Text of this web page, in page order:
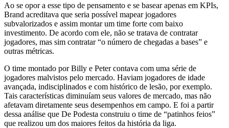
Ao se opor a esse tipo de pensamento e se basear apenas em KPIs,
Brand acreditava que seria possível mapear jogadores
subvalorizados e assim montar um time forte com baixo
investimento. De acordo com ele, não se tratava de contratar
jogadores, mas sim contratar “o número de chegadas a bases” e
outras métricas.
O time montado por Billy e Peter contava com uma série de
jogadores malvistos pelo mercado. Haviam jogadores de idade
avançada, indisciplinados e com histórico de lesão, por exemplo.
Tais características diminuíam seus valores de mercado, mas não
afetavam diretamente seus desempenhos em campo. E foi a partir
dessa análise que De Podesta construiu o time de “patinhos feios”
que realizou um dos maiores feitos da história da liga.